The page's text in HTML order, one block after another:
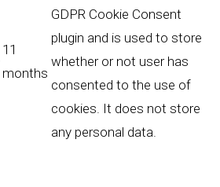
11
months
GDPR Cookie Consent
plugin and is used to store
whether or not user has
consented to the use of
cookies. It does not store
any personal data.